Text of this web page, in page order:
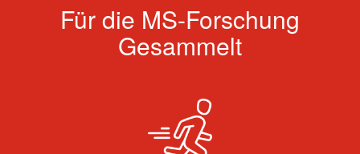
Für die MS-Forschung
Gesammelt